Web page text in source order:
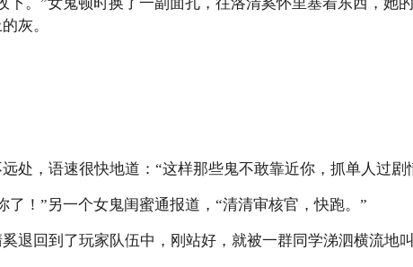
灰。
处，语速很快地道：“这样那些鬼不敢靠近你，抓单人过剧
了！”另一个女鬼闺蜜通报道，“清清审核官，快跑。”
退回到了玩家队伍中，刚站好，就被一群同学涕泗横流地叫